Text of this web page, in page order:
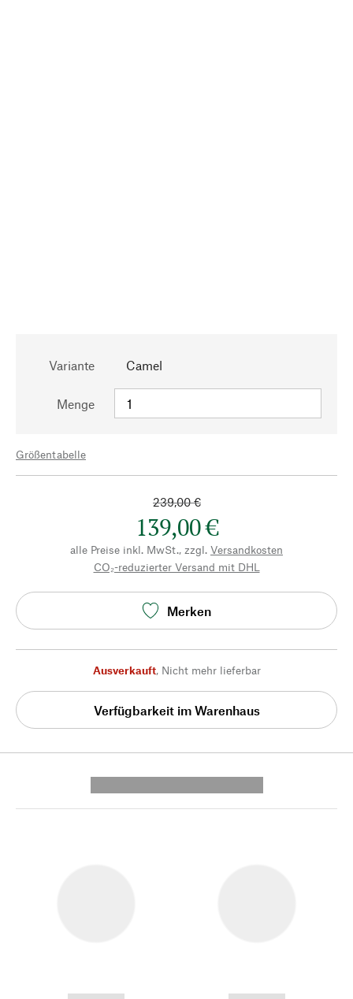
Variante Camel
Menge
Größentabelle
239,00 €
139,00 €
alle Preise inkl. MwSt., zzgl. Versandkosten
CO₂-reduzierter Versand mit DHL
Merken
Ausverkauft, Nicht mehr lieferbar
Verfügbarkeit im Warenhaus